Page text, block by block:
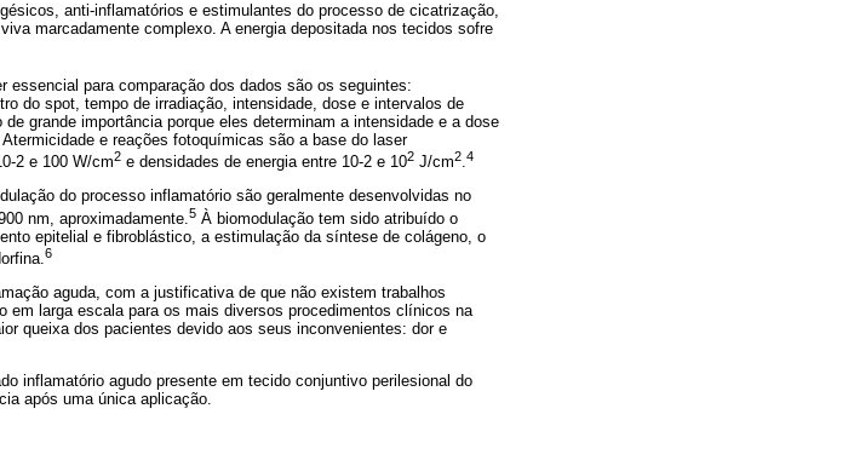
anti-inflamatórios e estimulantes do processo de cicatrização,
marcadamente complexo. A energia depositada nos tecidos sofre
essencial para comparação dos dados são os seguintes:
do spot, tempo de irradiação, intensidade, dose e intervalos de
grande importância porque eles determinam a intensidade e a dose
e reações fotoquímicas são a base do laser
2 e 100 W/cm2 e densidades de energia entre 10-2 e 102 J/cm2.4
do processo inflamatório são geralmente desenvolvidas no
nm, aproximadamente. 5 À biomodulação tem sido atribuído o
epitelial e fibroblástico, a estimulação da síntese de colágeno, o
6
aguda, com a justificativa de que não existem trabalhos
larga escala para os mais diversos procedimentos clínicos na
queixa dos pacientes devido aos seus inconvenientes: dor e
inflamatório agudo presente em tecido conjuntivo perilesional do
após uma única aplicação.